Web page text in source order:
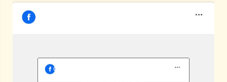
Click to accept marketing cookies and